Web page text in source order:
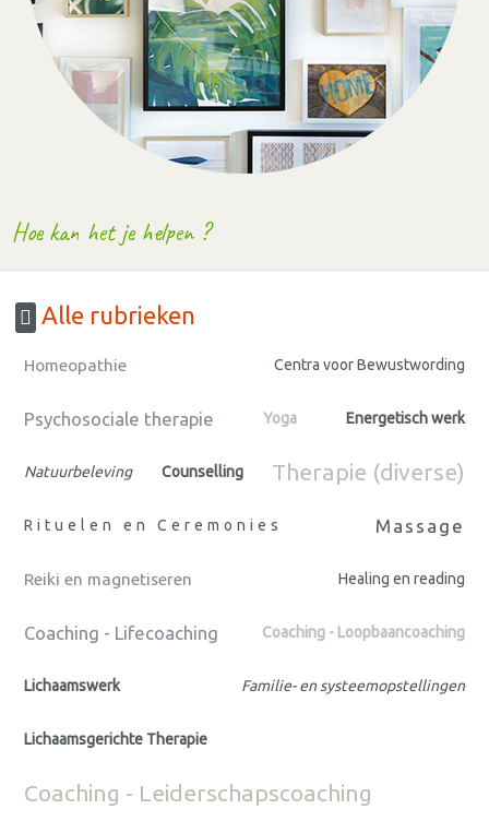
Hoe kan het je helpen ?
Alle rubrieken
Homeopathie Centra voor Bewustwording
Psychosociale therapie Yoga Energetisch werk
Natuurbeleving Counselling Therapie (diverse)
Rituelen en Ceremonies Massage
Reiki en magnetiseren Healing en reading
Coaching - Lifecoaching Coaching - Loopbaancoaching
Lichaamswerk Familie- en systeemopstellingen
Lichaamsgerichte Therapie
Coaching - Leiderschapscoaching